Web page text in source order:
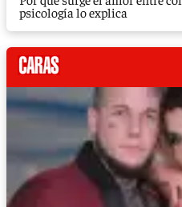
psicología lo explica